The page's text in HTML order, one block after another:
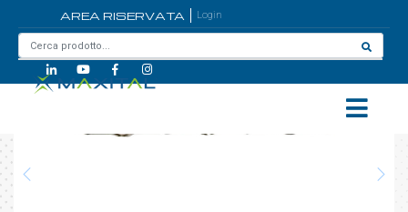
AREA RISERVATA Login